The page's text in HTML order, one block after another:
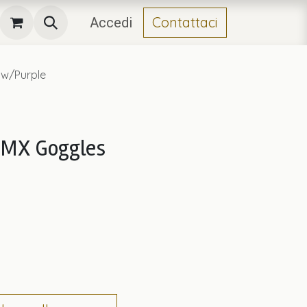
Accedi Contattaci
Purple
Goggles